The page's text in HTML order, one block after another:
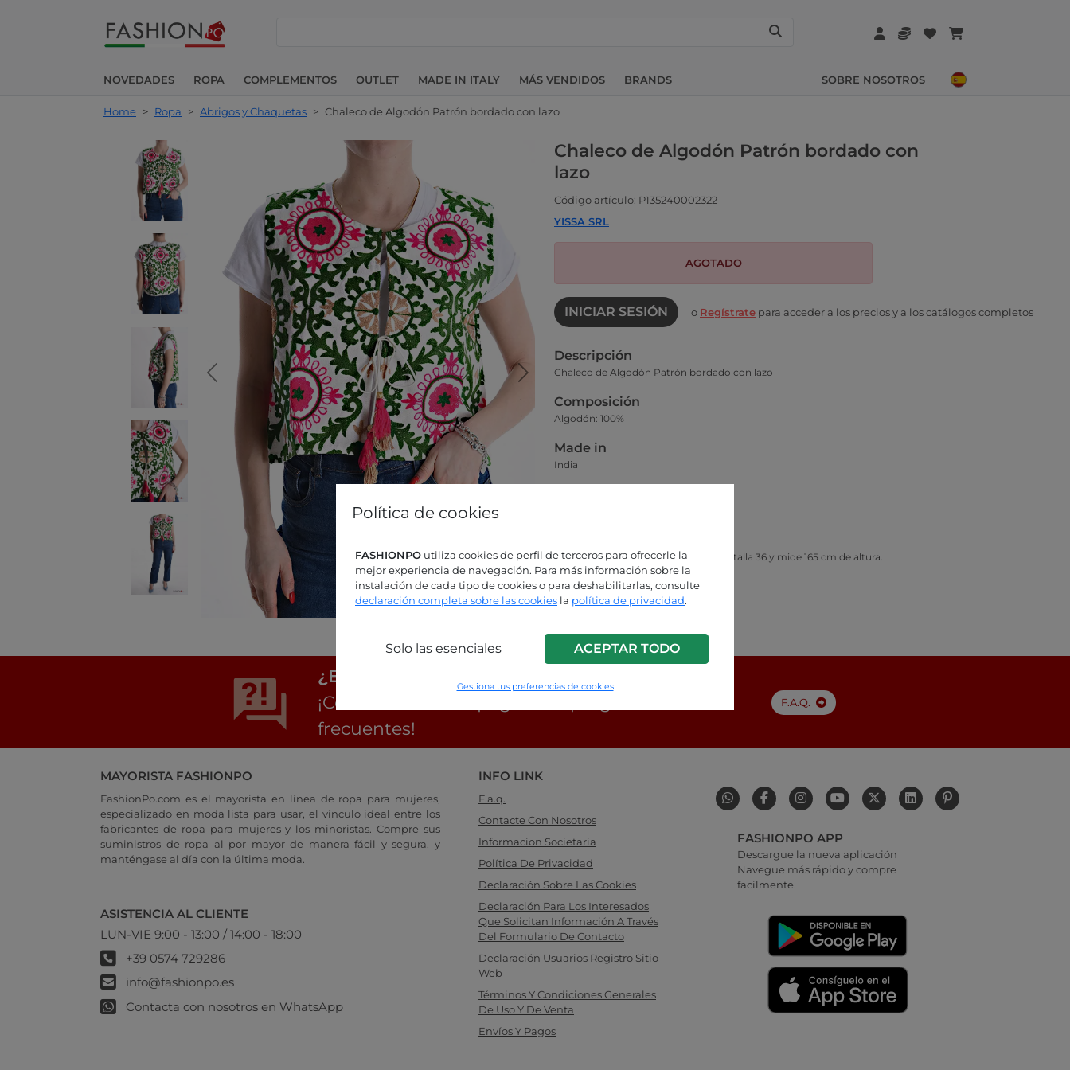
Política de cookies
FASHIONPO utiliza cookies de perfil de terceros para ofrecerle la
mejor experiencia de navegación. Para más información sobre la
instalación de cada tipo de cookies o para deshabilitarlas, consulte
declaración completa sobre las cookies la política de privacidad.
Solo las esenciales ACEPTAR TODO
Gestiona tus preferencias de cookies
NOVEDADES ROPA COMPLEMENTOS OUTLET MADE IN ITALY MÁS VENDIDOS BRANDS SOBRE NOSOTROS
Home > Ropa > Abrigos y Chaquetas > Chaleco de Algodón Patrón bordado con lazo
Chaleco de Algodón Patrón bordado con
lazo
Código artículo: P135240002322
YISSA SRL
AGOTADO
INICIAR SESIÓN o Regístrate para acceder a los precios y a los catálogos completos
Descripción
Chaleco de Algodón Patrón bordado con lazo
Composición
Algodón: 100%
Made in
India
La modelo de la foto principal viste la talla 36 y mide 165 cm de altura.
Guía de tallas
¿Estás buscando respuestas?
¡Consulta nuestra página de preguntas
frecuentes!
F.A.Q.
MAYORISTA FASHIONPO
FashionPo.com es el mayorista en línea de ropa para mujeres,
especializado en moda lista para usar, el vínculo ideal entre los
fabricantes de ropa para mujeres y los minoristas. Compre sus
suministros de ropa al por mayor de manera fácil y segura, y
manténgase al día con la última moda.
ASISTENCIA AL CLIENTE
LUN-VIE 9:00 - 13:00 / 14:00 - 18:00
+39 0574 729286
info@fashionpo.es
Contacta con nosotros en WhatsApp
INFO LINK
F.a.q.
Contacte Con Nosotros
Informacion Societaria
Política De Privacidad
Declaración Sobre Las Cookies
Declaración Para Los Interesados
Que Solicitan Información A Través
Del Formulario De Contacto
Declaración Usuarios Registro Sitio
Web
Términos Y Condiciones Generales
De Uso Y De Venta
Envíos Y Pagos
FASHIONPO APP
Descargue la nueva aplicación
Navegue más rápido y compre
facilmente.